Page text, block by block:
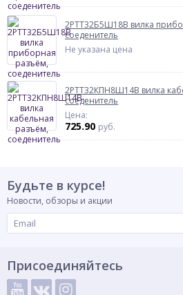
2РТТ32Б5Ш18В вилка
соеденитель
Не указана цена
2РТТ32КПН8Ш14В вилка
соеденитель
Цена:
725.90 руб.
Будьте в курсе!
Новости, обзоры и акции
Присоединяйтесь